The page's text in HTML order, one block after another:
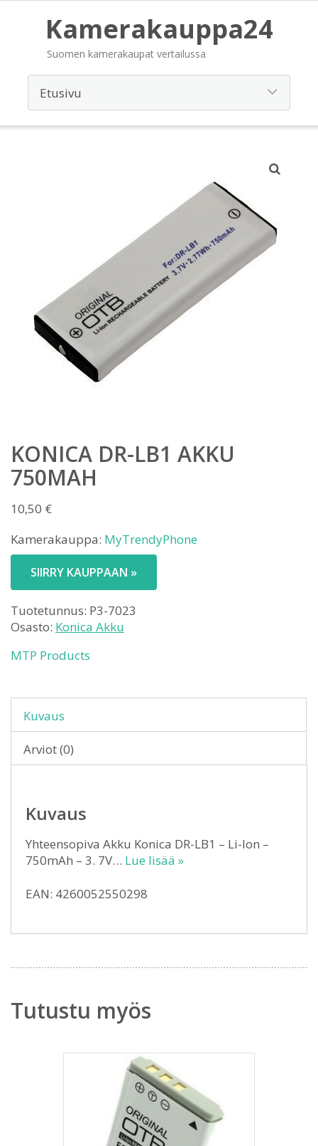
Kamerakauppa24
Suomen kamerakaupat vertailussa
KONICA DR-LB1 AKKU
750MAH
10,50 €
Kamerakauppa: MyTrendyPhone
SIIRRY KAUPPAAN »
Tuotetunnus: P3-7023
Osasto: Konica Akku
MTP Products
Kuvaus
Arviot (0)
Kuvaus
Yhteensopiva Akku Konica DR-LB1 – Li-Ion –
750mAh – 3. 7V… Lue lisää »
EAN: 4260052550298
Tutustu myös